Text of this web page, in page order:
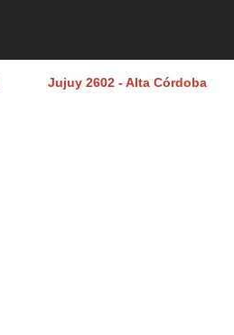
Jujuy 2602 - Alta Córdoba